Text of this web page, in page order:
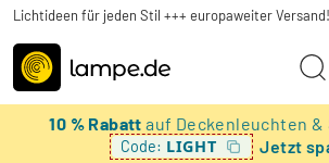
Lichtideen für jeden Stil +++ europaweiter Versand!
10 % Rabattauf Deckenleuchten
Code: LIGHT Jetzt